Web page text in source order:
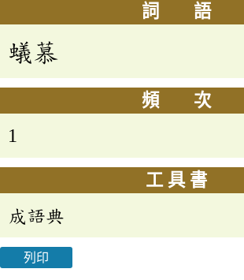
詞 語
蟻慕
頻 次
1
工 具 書
成語典
列印